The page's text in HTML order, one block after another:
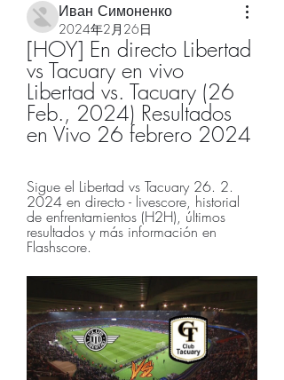
Иван Симоненко
2024年2月26日
[HOY] En directo Libertad
vs Tacuary en vivo
Libertad vs. Tacuary (26
Feb., 2024) Resultados
en Vivo 26 febrero 2024
Sigue el Libertad vs Tacuary 26. 2.
2024 en directo - livescore, historial
de enfrentamientos (H2H), últimos
resultados y más información en
Flashscore.